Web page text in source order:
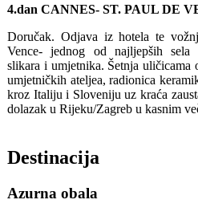
4.dan CANNES- ST. PAUL DE
Doručak. Odjava iz hotela te
Vence- jednog od najljepših sela
slikara i umjetnika. Šetnja uličicama
umjetničkih ateljea, radionica
kroz Italiju i Sloveniju uz kraća
dolazak u Rijeku/Zagreb u kasnim
Destinacija
Azurna obala